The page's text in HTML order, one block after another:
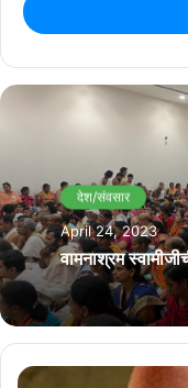
मजगतीं सध्या आमकां दोन
पालोवपाचो यत्न रान खातें
विश्वजीत राणे हांणी सांगलें.
देश/संवसार
April 24, 2023
वामनाश्रम